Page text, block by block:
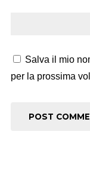
Salva il mio
per la prossima